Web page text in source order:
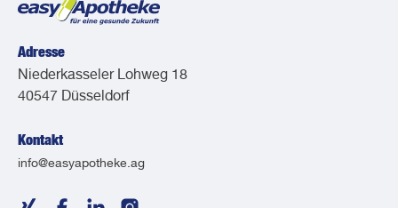
Adresse
Niederkasseler Lohweg 18
40547 Düsseldorf
Kontakt
info@easyapotheke.ag